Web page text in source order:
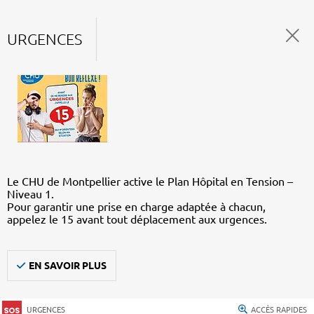
URGENCES
Le CHU de Montpellier active le Plan Hôpital en Tension –
Niveau 1.
Pour garantir une prise en charge adaptée à chacun,
appelez le 15 avant tout déplacement aux urgences.
EN SAVOIR PLUS
URGENCES ACCÈS RAPIDES